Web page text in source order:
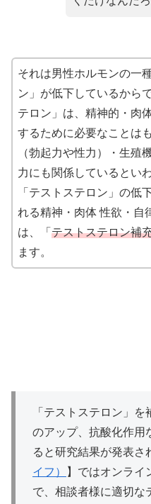
それは男性ホルモンの一
ン」が低下しているから
テロン」は、精神的・肉
するために必要なことは
（勃起力や性力）・生殖
力にも関係しているとい
「テストステロン」の低
れる精神・肉体 性欲・自
は、「 テストステロン補
ます。
「テストステロン」
のアップ、抗酸化作用
ると研究結果が発表さ
イフ）
】ではオンライ
で、相談者様に適切な